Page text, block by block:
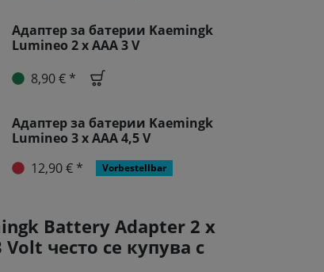
Адаптер за батерии Kaemingk
Lumineo 2 x AAA 3 V
8,90 € *
Адаптер за батерии Kaemingk
Lumineo 3 x AAA 4,5 V
12,90 € *
Vorbestellbar
Battery Adapter 2 x
Volt често се купува с